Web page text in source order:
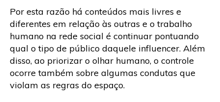
Por esta razão há conteúdos mais livres e
diferentes em relação às outras e o trabalho
humano na rede social é continuar pontuando
qual o tipo de público daquele influencer. Além
disso, ao priorizar o olhar humano, o controle
ocorre também sobre algumas condutas que
violam as regras do espaço.